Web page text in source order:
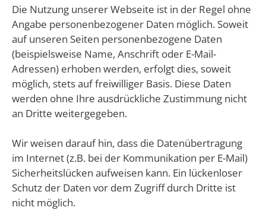
Die Nutzung unserer Webseite ist in der Regel ohne
Angabe personenbezogener Daten möglich. Soweit
auf unseren Seiten personenbezogene Daten
(beispielsweise Name, Anschrift oder E-Mail-
Adressen) erhoben werden, erfolgt dies, soweit
möglich, stets auf freiwilliger Basis. Diese Daten
werden ohne Ihre ausdrückliche Zustimmung nicht
an Dritte weitergegeben.
Wir weisen darauf hin, dass die Datenübertragung
im Internet (z.B. bei der Kommunikation per E-Mail)
Sicherheitslücken aufweisen kann. Ein lückenloser
Schutz der Daten vor dem Zugriff durch Dritte ist
nicht möglich.